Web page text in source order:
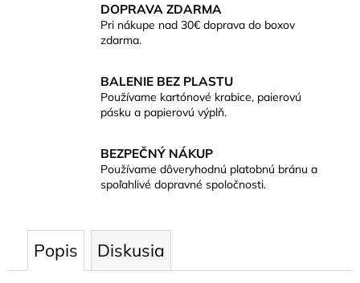
DOPRAVA ZDARMA
Pri nákupe nad 30€ doprava do boxov
zdarma.
BALENIE BEZ PLASTU
Používame kartónové krabice, paierovú
pásku a papierovú výplň.
BEZPEČNÝ NÁKUP
Používame dôveryhodnú platobnú bránu a
spoľahlivé dopravné spoločnosti.
Popis Diskusia